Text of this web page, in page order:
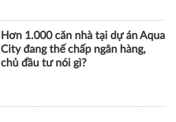
Hơn 1.000 căn nhà tại dự án Aqua
City đang thế chấp ngân hàng,
chủ đầu tư nói gì?